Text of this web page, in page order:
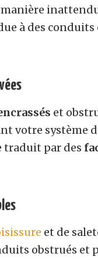
à des
et
votre système
traduit par des
et de
obstrués